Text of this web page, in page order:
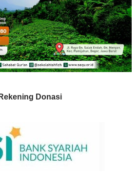
Rekening Donasi